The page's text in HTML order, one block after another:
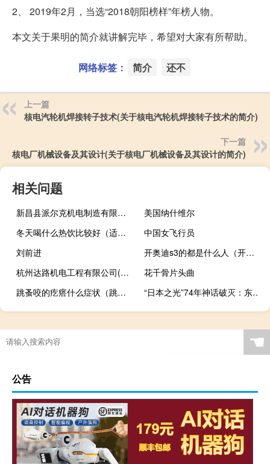
2、 2019年2月，当选“2018朝阳榜样”年榜人物。
本文关于果明的简介就讲解完毕，希望对大家有所帮助。
网络标签： 简介 还不
上一篇
核电汽轮机焊接转子技术(关于核电汽轮机焊接转子技术的简介)
下一篇
核电厂机械设备及其设计(关于核电厂机械设备及其设计的简介)
相关问题
新昌县派尔克机电制造有限公司(关于新昌县派尔克机电制造有限公司的简介)
美国纳什维尔
冬天喝什么热饮比较好（适合冬天喝的热饮有哪些）
中国女飞行员
刘前进
开奥迪s3的都是什么人（开奥迪s3的是有钱人吗）
杭州达路机电工程有限公司(关于杭州达路机电工程有限公司的简介)
花千骨片头曲
跳蚤咬的疙瘩什么症状（跳蚤咬的症状）
“日本之光”74年神话破灭：东芝宣布12月20日将退市
☚
公告